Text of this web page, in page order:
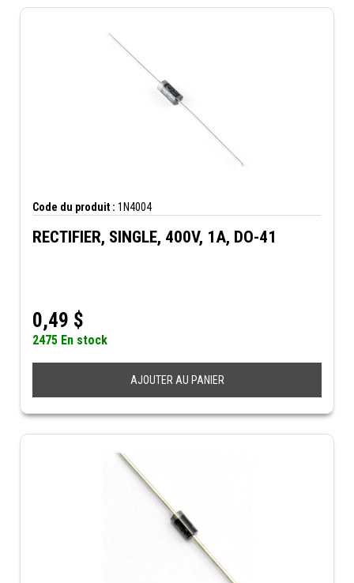
Code du produit : 1N4004
RECTIFIER, SINGLE, 400V, 1A, DO-41
0,49 $
2475 En stock
AJOUTER AU PANIER